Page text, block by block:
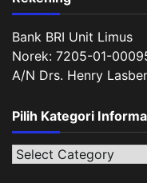
Bank BRI Unit Limus
Norek: 7205-01-
A/N Drs. Henry
Pilih Kategori
Pilih